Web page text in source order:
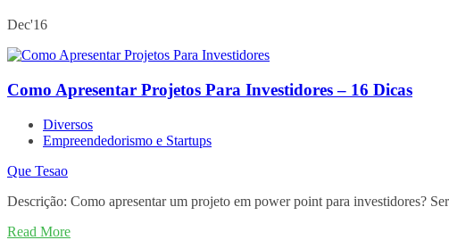
Dec'16
Como Apresentar Projetos Para Investidores – 16 Dicas
Diversos
Empreendedorismo e Startups
Que Tesao
Descrição: Como apresentar um projeto em power point para investidores?
Read More